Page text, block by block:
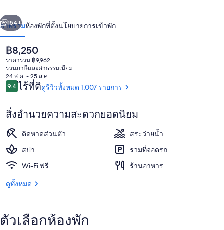
วิน
ด์
ครีก
คูราเซา
รีสอร์ท
หาดส่วนตัว, ทรายสีขาว, เก้าอี้อาบแดด
า
ถัดไป
154+
ภาพรวมห้องพักที่ตั้งนโยบายการเข้าพัก
ราคา
ปัจจุบัน
฿8,250
฿8,250
ราคารวม ฿9,962
รวมภาษีและค่าธรรมเนียม
24 ส.ค. - 25 ส.ค.
รีวิว
9.49.4 จาก 10
ไร้ที่ติดูรีวิวทั้งหมด 1,007 รายการ
สิ่งอำนวยความสะดวกยอดนิยม
ติดหาดส่วนตัว
สระว่ายน้ำ
สปา
รวมที่จอดรถ
Wi-Fi ฟรี
ร้านอาหาร
ดูทั้งหมด
ตัวเลือกห้องพัก